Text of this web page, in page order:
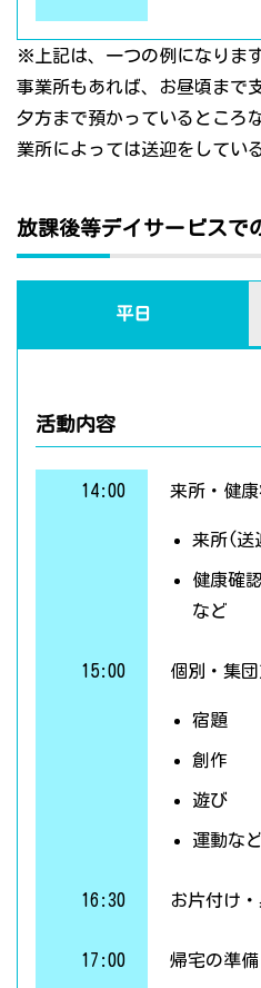
※上記は、一つの例になりま
事業所もあれば、お昼頃まで
夕方まで預かっているところ
業所によっては送迎をしてい
放課後等デイサービスで
平日
活動内容
14:00 来所・健
来所(送
健康確
など
15:00 個別・集
宿題
創作
遊び
運動など
16:30 お片付け
17:00 帰宅の準備